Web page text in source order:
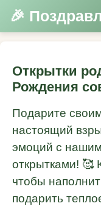
🎉
Открытки
Рождения
Подарите
настоящий
эмоций с
открытками! 🥰
чтобы
подарить